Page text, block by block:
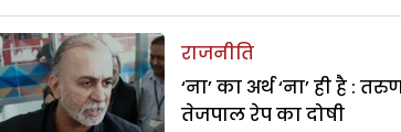
राजनीति
‘ना’ का अर्थ ‘ना’ ही है :
तेजपाल रेप का दोषी